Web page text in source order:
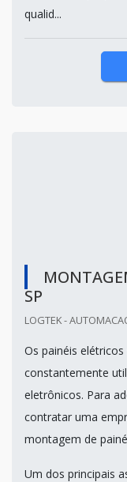
qualid...
SP
LOGTEK -
Os painéis
constantemente
eletrônicos. Para
contratar uma
montagem de
Um dos principais